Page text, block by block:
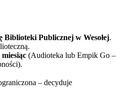
Biblioteki Publicznej w Wesołej.
(Audioteka lub Empik Go –
– decyduje